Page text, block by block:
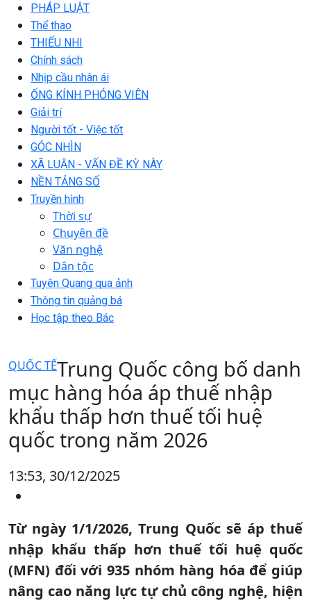
PHÁP LUẬT
Thể thao
THIẾU NHI
Chính sách
Nhịp cầu nhân ái
ỐNG KÍNH PHÓNG VIÊN
Giải trí
Người tốt - Việc tốt
GÓC NHÌN
XÃ LUẬN - VẤN ĐỀ KỲ NÀY
NỀN TẢNG SỐ
Truyền hình
Thời sự
Chuyên đề
Văn nghệ
Dân tộc
Tuyên Quang qua ảnh
Thông tin quảng bá
Học tập theo Bác
QUỐC TẾTrung Quốc công bố danh
mục hàng hóa áp thuế nhập
khẩu thấp hơn thuế tối huệ
quốc trong năm 2026
13:53, 30/12/2025
Từ ngày 1/1/2026, Trung Quốc sẽ áp thuế
nhập khẩu thấp hơn thuế tối huệ quốc
(MFN) đối với 935 nhóm hàng hóa để giúp
nâng cao năng lực tự chủ công nghệ, hiện